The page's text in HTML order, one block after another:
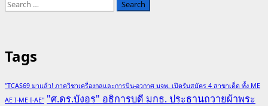
Search
Tags
"TCAS69 มาแล้ว! ภาควิชาเครื่องกลและการบิน-อวกาศ มจพ. เปิดรับสมัคร 4 สาขาเด็ด ทั้ง ME
AE I-ME I-AE" "ศ.ดร.บังอร" อธิการบดี มกธ. ประธานถวายผ้าพระ